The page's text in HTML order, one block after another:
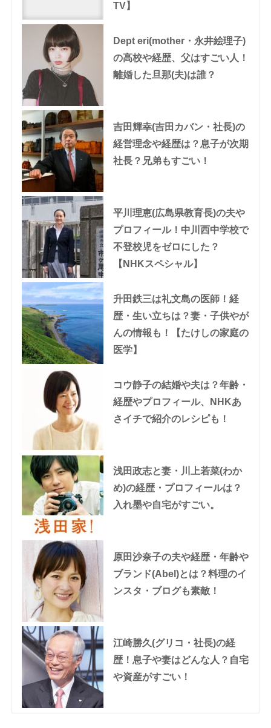
TV】
Dept eri(mother・永井絵理子)
の高校や経歴、父はすごい人！
離婚した旦那(夫)は誰？
吉田輝幸(吉田カバン・社長)の
経営理念や経歴は？息子が次期
社長？兄弟もすごい！
平川理恵(広島県教育長)の夫や
プロフィール！中川西中学校で
不登校児をゼロにした？
【NHKスペシャル】
升田鉄三は礼文島の医師！経
歴・生い立ちは？妻・子供やが
んの情報も！【たけしの家庭の
医学】
コウ静子の結婚や夫は？年齢・
経歴やプロフィール、NHKあ
さイチで紹介のレシピも！
浅田政志と妻・川上若菜(わか
め)の経歴・プロフィールは？
入れ墨や自宅がすごい。
原田沙奈子の夫や経歴・年齢や
ブランド(Abel)とは？料理のイ
ンスタ・ブログも素敵！
江崎勝久(グリコ・社長)の経
歴！息子や妻はどんな人？自宅
や資産がすごい！